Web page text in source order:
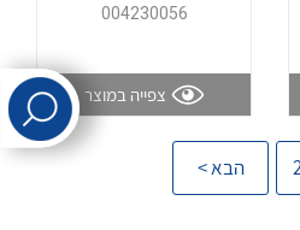
לכל מוצרי היצרן
004230056
צפייה במוצר
הבא >